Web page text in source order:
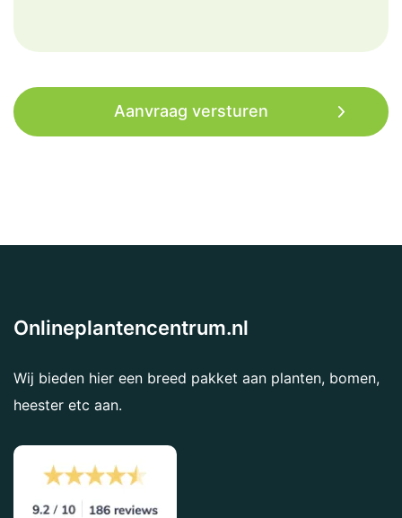
Onlineplantencentrum.nl
Wij bieden hier een breed pakket aan planten, bomen,
heester etc aan.